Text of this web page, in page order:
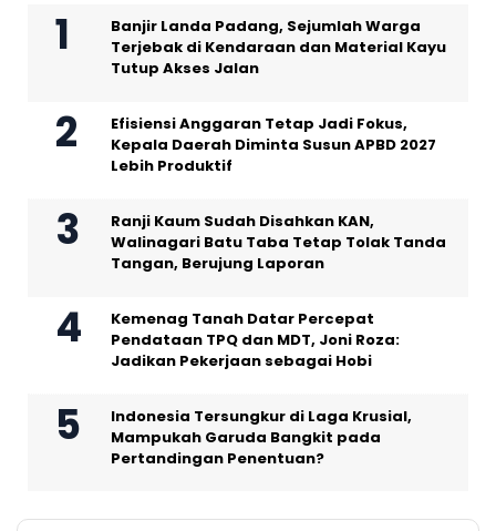
Banjir Landa Padang, Sejumlah Warga
Terjebak di Kendaraan dan Material Kayu
Tutup Akses Jalan
Efisiensi Anggaran Tetap Jadi Fokus,
Kepala Daerah Diminta Susun APBD 2027
Lebih Produktif
Ranji Kaum Sudah Disahkan KAN,
Walinagari Batu Taba Tetap Tolak Tanda
Tangan, Berujung Laporan
Kemenag Tanah Datar Percepat
Pendataan TPQ dan MDT, Joni Roza:
Jadikan Pekerjaan sebagai Hobi
Indonesia Tersungkur di Laga Krusial,
Mampukah Garuda Bangkit pada
Pertandingan Penentuan?